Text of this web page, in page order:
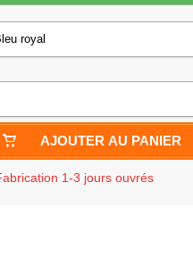
royal
AJOUTER AU PANIER
1-3 jours ouvrés